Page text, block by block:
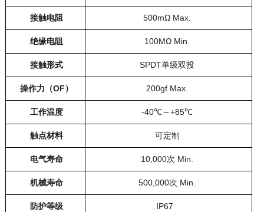
接触电阻 500mΩ Max.
绝缘电阻 100MΩ Min.
接触形式 SPDT单级双投
操作力（OF） 200gf Max.
工作温度 -40℃～+85℃
触点材料 可定制
电气寿命 10,000次 Min.
机械寿命 500,000次 Min.
防护等级 IP67